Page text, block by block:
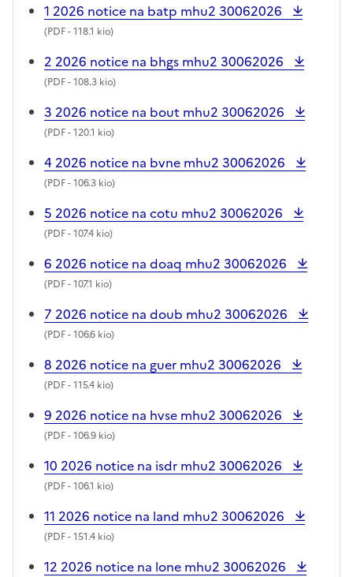
1 2026 notice na batp mhu2 30062026
(PDF- 118.1 kio)
2 2026 notice na bhgs mhu2 30062026
(PDF- 108.3 kio)
3 2026 notice na bout mhu2 30062026
(PDF- 120.1 kio)
4 2026 notice na bvne mhu2 30062026
(PDF- 106.3 kio)
5 2026 notice na cotu mhu2 30062026
(PDF- 107.4 kio)
6 2026 notice na doaq mhu2 30062026
(PDF- 107.1 kio)
7 2026 notice na doub mhu2 30062026
(PDF- 106.6 kio)
8 2026 notice na guer mhu2 30062026
(PDF- 115.4 kio)
9 2026 notice na hvse mhu2 30062026
(PDF- 106.9 kio)
10 2026 notice na isdr mhu2 30062026
(PDF- 106.1 kio)
11 2026 notice na land mhu2 30062026
(PDF- 151.4 kio)
12 2026 notice na lone mhu2 30062026